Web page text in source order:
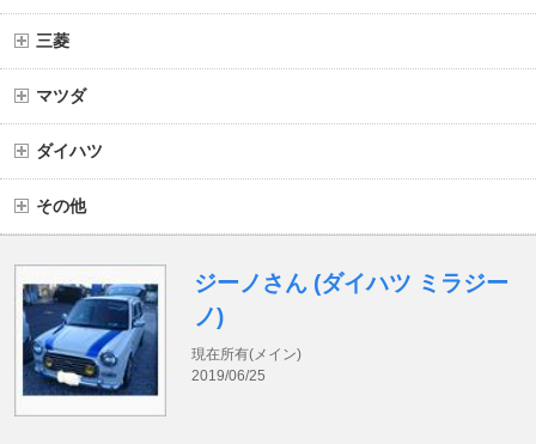
三菱
マツダ
ダイハツ
その他
ジーノさん (ダイハツ ミラジー
ノ)
現在所有(メイン)
2019/06/25